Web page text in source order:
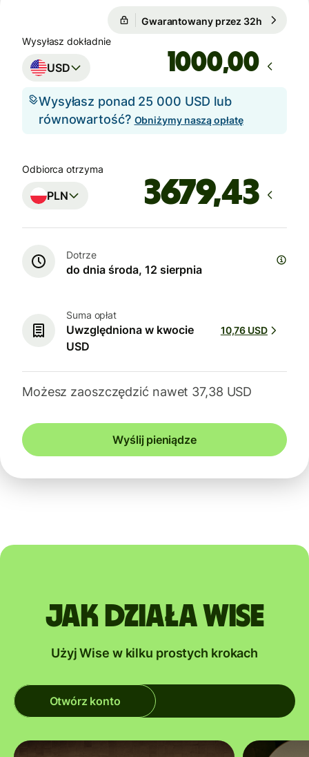
Gwarantowany przez 32h
Wysyłasz dokładnie
USD ,00
Wysyłasz ponad 25 000 USD lub
równowartość? Obniżymy naszą opłatę
Odbiorca otrzyma
PLN
Dotrze
do dnia środa, 12 sierpnia
Suma opłat
Uwzględniona w kwocie
USD
10,76 USD
Możesz zaoszczędzić nawet 37,38 USD
Wyślij pieniądze
Jak działa Wise
Użyj Wise w kilku prostych krokach
Otwórz konto